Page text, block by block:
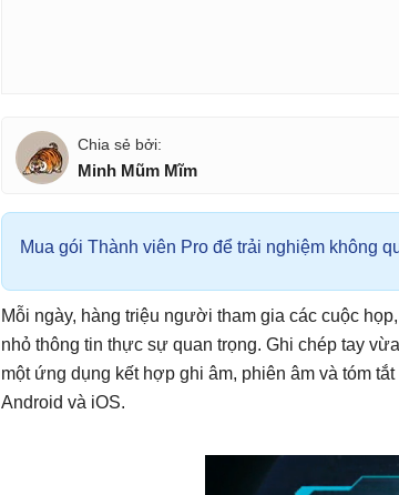
Minh Mũm Mĩm
Mua gói Thành viên Pro để trải nghiệm không
Mỗi ngày, hàng triệu người tham gia các cuộc
nhỏ thông tin thực sự quan trọng. Ghi chép tay
một ứng dụng kết hợp ghi âm, phiên âm và tóm
Android và iOS.